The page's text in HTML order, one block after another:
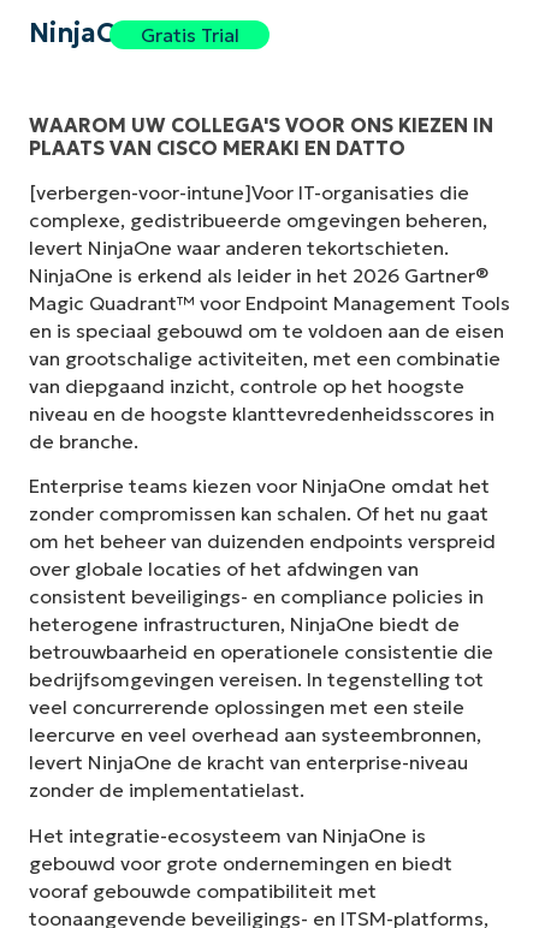
NinjaOneGratis Trial
WAAROM UW COLLEGA'S VOOR ONS KIEZEN IN
PLAATS VAN CISCO MERAKI EN DATTO
[verbergen-voor-intune]Voor IT-organisaties die
complexe, gedistribueerde omgevingen beheren,
levert NinjaOne waar anderen tekortschieten.
NinjaOne is erkend als leider in het 2026 Gartner®
Magic Quadrant™ voor Endpoint Management Tools
en is speciaal gebouwd om te voldoen aan de eisen
van grootschalige activiteiten, met een combinatie
van diepgaand inzicht, controle op het hoogste
niveau en de hoogste klanttevredenheidsscores in
de branche.
Enterprise teams kiezen voor NinjaOne omdat het
zonder compromissen kan schalen. Of het nu gaat
om het beheer van duizenden endpoints verspreid
over globale locaties of het afdwingen van
consistent beveiligings- en compliance policies in
heterogene infrastructuren, NinjaOne biedt de
betrouwbaarheid en operationele consistentie die
bedrijfsomgevingen vereisen. In tegenstelling tot
veel concurrerende oplossingen met een steile
leercurve en veel overhead aan systeembronnen,
levert NinjaOne de kracht van enterprise-niveau
zonder de implementatielast.
Het integratie-ecosysteem van NinjaOne is
gebouwd voor grote ondernemingen en biedt
vooraf gebouwde compatibiliteit met
toonaangevende beveiligings- en ITSM-platforms,